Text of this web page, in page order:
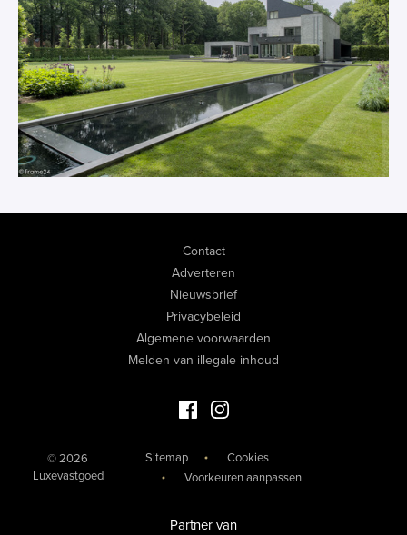
Contact
Adverteren
Nieuwsbrief
Privacybeleid
Algemene voorwaarden
Melden van illegale inhoud
Facebook Luxevastgoed
Instagram Luxevastgoed
© 2026
Luxevastgoed
Sitemap
Cookies
Voorkeuren aanpassen
Partner van